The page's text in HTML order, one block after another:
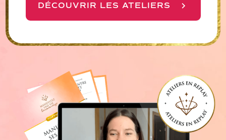
DÉCOUVRIR LES ATELIERS